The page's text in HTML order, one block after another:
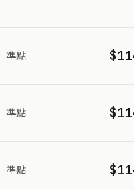
準點
準點
準點